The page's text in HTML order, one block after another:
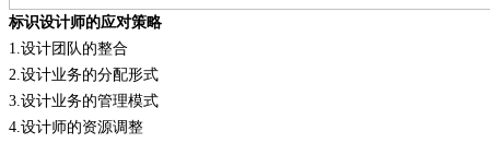
标识设计师的应对策略
1. 设计团队的整合
2. 设计业务的分配形式
3. 设计业务的管理模式
4. 设计师的资源调整